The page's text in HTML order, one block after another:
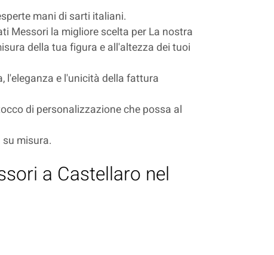
mani di sarti italiani.
Messori la migliore scelta per La nostra
della tua figura e all'altezza dei tuoi
l'eleganza e l'unicità della fattura
di personalizzazione che possa al
misura.
a Castellaro nel